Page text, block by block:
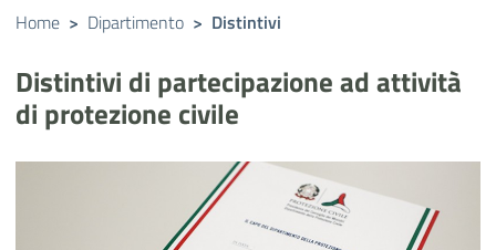
Condividi su Twitter
Home > Dipartimento > Distintivi
Distintivi di partecipazione ad attività
di protezione civile